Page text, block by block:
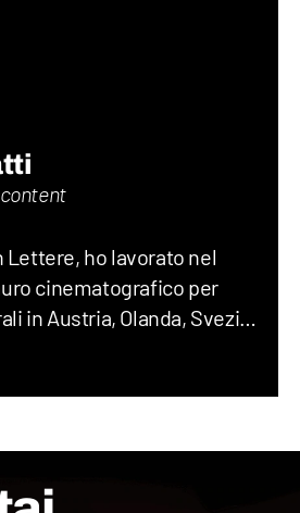
Lettere, ho lavorato nel
cinematografico per
in Austria, Olanda, Svezia
ho coltivato
in Geopop, dove mi